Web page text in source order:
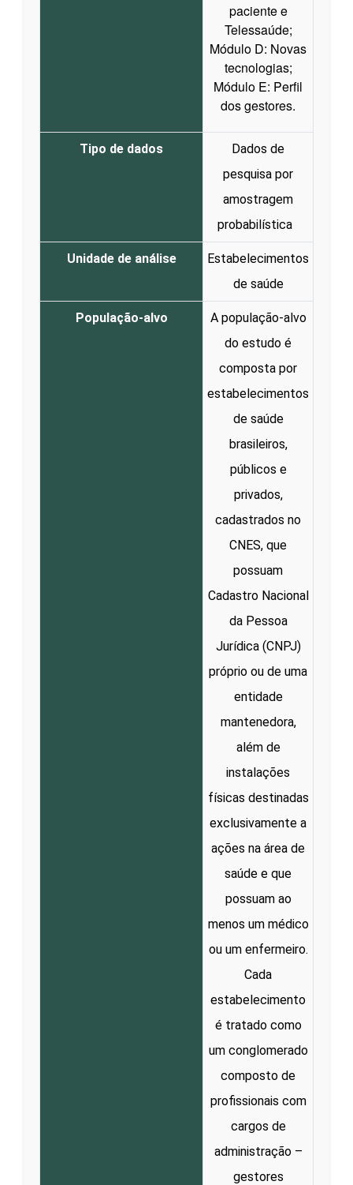
paciente e
Telessaúde;
Módulo D: Novas
tecnologias;
Módulo E: Perfil
dos gestores.
Tipo de dados
Dados de
pesquisa por
amostragem
probabilística
Unidade de análise
Estabelecimentos
de saúde
População-alvo
A população-alvo
do estudo é
composta por
estabelecimentos
de saúde
brasileiros,
públicos e
privados,
cadastrados no
CNES, que
possuam
Cadastro Nacional
da Pessoa
Jurídica (CNPJ)
próprio ou de uma
entidade
mantenedora,
além de
instalações
físicas destinadas
exclusivamente a
ações na área de
saúde e que
possuam ao
menos um médico
ou um enfermeiro.
Cada
estabelecimento
é tratado como
um conglomerado
composto de
profissionais com
cargos de
administração –
gestores